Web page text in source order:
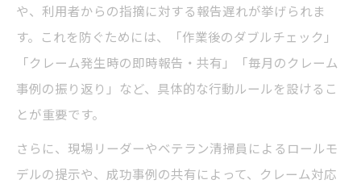
や、利用者からの指摘に対する報告遅れが挙げられま
す。これを防ぐためには、「作業後のダブルチェック」
「クレーム発生時の即時報告・共有」「毎月のクレーム
事例の振り返り」など、具体的な行動ルールを設けるこ
とが重要です。
さらに、現場リーダーやベテラン清掃員によるロールモ
デルの提示や、成功事例の共有によって、クレーム対応